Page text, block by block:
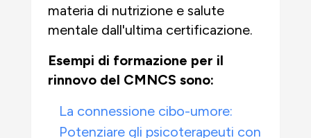
materia di nutrizione e salute
mentale dall'ultima certificazione.
Esempi di formazione per il
rinnovo del CMNCS sono:
La connessione cibo-umore:
Potenziare gli psicoterapeuti con